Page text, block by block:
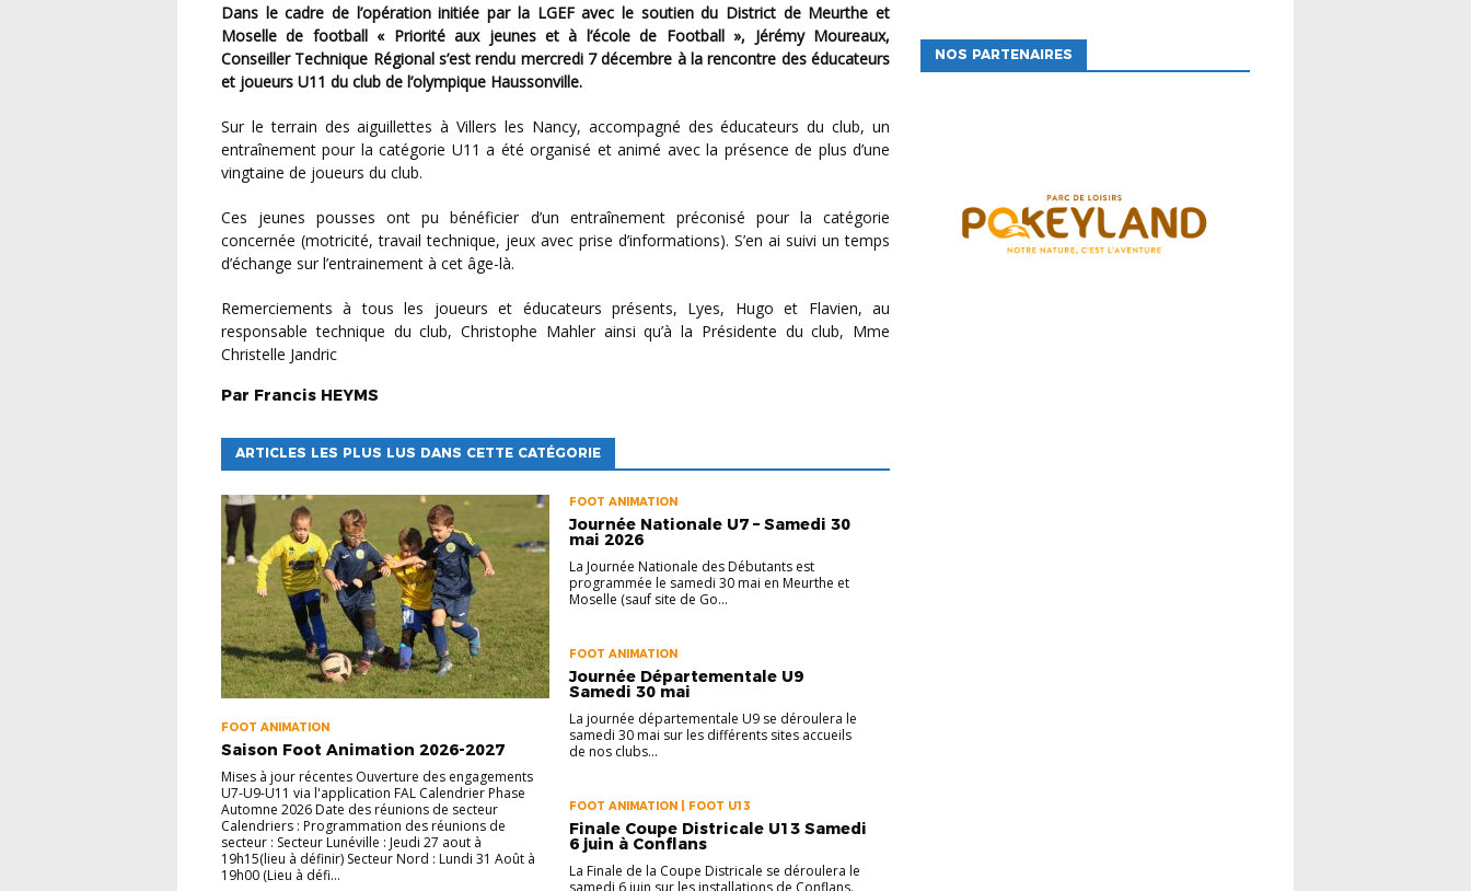
Dans le cadre de l’opération initiée par la LGEF avec le soutien du District de Meurthe et
Moselle de football « Priorité aux jeunes et à l’école de Football », Jérémy Moureaux,
Conseiller Technique Régional s’est rendu mercredi 7 décembre à la rencontre des éducateurs
et joueurs U11 du club de l’olympique Haussonville.
Sur le terrain des aiguillettes à Villers les Nancy, accompagné des éducateurs du club, un
entraînement pour la catégorie U11 a été organisé et animé avec la présence de plus d’une
vingtaine de joueurs du club.
Ces jeunes pousses ont pu bénéficier d’un entraînement préconisé pour la catégorie
concernée (motricité, travail technique, jeux avec prise d’informations). S’en ai suivi un temps
d’échange sur l’entrainement à cet âge-là.
Remerciements à tous les joueurs et éducateurs présents, Lyes, Hugo et Flavien, au
responsable technique du club, Christophe Mahler ainsi qu’à la Présidente du club, Mme
Christelle Jandric
Par Francis HEYMS
ARTICLES LES PLUS LUS DANS CETTE CATÉGORIE
FOOT ANIMATION
Saison Foot Animation 2026-2027
Mises à jour récentes Ouverture des engagements
U7-U9-U11 via l'application FAL Calendrier Phase
Automne 2026 Date des réunions de secteur
Calendriers : Programmation des réunions de
secteur : Secteur Lunéville : Jeudi 27 aout à
19h15(lieu à définir) Secteur Nord : Lundi 31 Août à
19h00 (Lieu à défi...
FOOT ANIMATION
Journée Nationale U7 – Samedi 30
mai 2026
La Journée Nationale des Débutants est
programmée le samedi 30 mai en Meurthe et
Moselle (sauf site de Go...
FOOT ANIMATION
Journée Départementale U9
Samedi 30 mai
La journée départementale U9 se déroulera le
samedi 30 mai sur les différents sites accueils
de nos clubs...
FOOT ANIMATION | FOOT U13
Finale Coupe Districale U13 Samedi
6 juin à Conflans
La Finale de la Coupe Districale se déroulera le
samedi 6 juin sur les installations de Conflans.
NOS PARTENAIRES